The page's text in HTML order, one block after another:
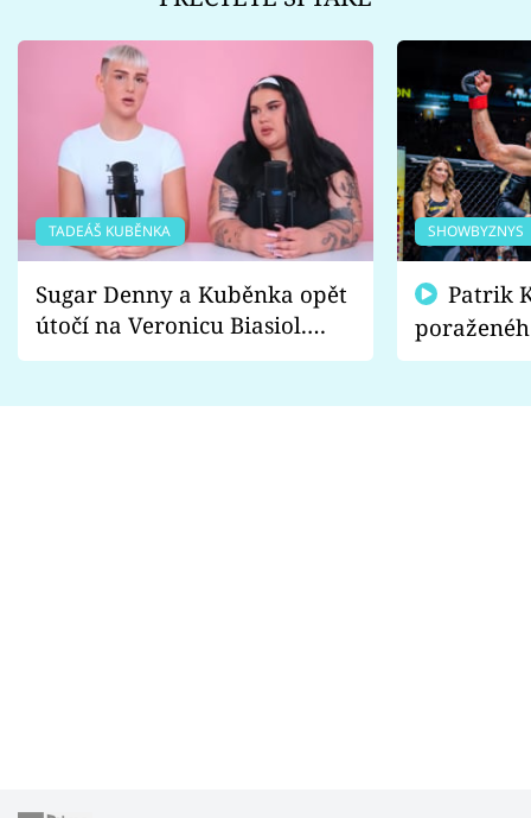
TADEÁŠ KUBĚNKA
Sugar Denny a Kuběnka opět
útočí na Veronicu Biasiol.
Proč je podle nich falešná a
SHOWBYZNYS
fanoušci